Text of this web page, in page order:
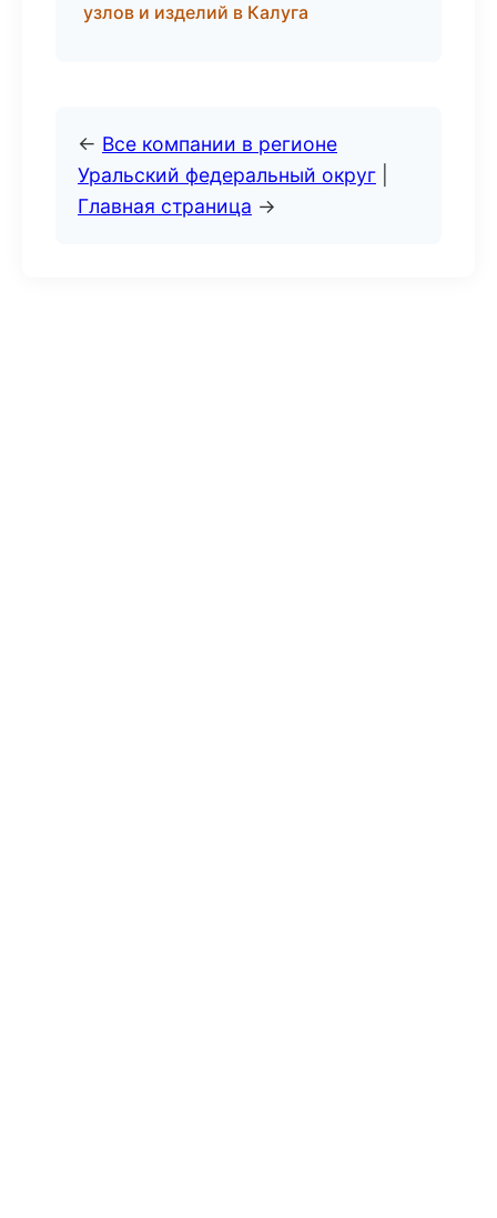
узлов и изделий в Калуга
← Все компании в регионе
Уральский федеральный округ
Главная страница →